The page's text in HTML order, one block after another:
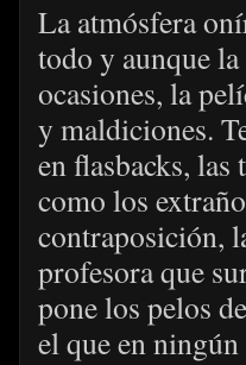
La atmósfera
todo y aunque
ocasiones, la
y maldiciones.
en flasbacks,
como los
contraposición,
profesora que
pone los pelos
el que en